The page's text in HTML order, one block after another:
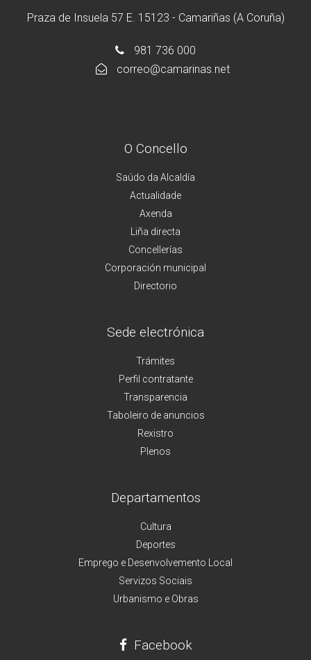
Praza de Insuela 57 E. 15123 - Camariñas (A Coruña)
981 736 000
correo@camarinas.net
O Concello
Saúdo da Alcaldía
Actualidade
Axenda
Liña directa
Concellerías
Corporación municipal
Directorio
Sede electrónica
Trámites
Perfil contratante
Transparencia
Taboleiro de anuncios
Rexistro
Plenos
Departamentos
Cultura
Deportes
Emprego e Desenvolvemento Local
Servizos Sociais
Urbanismo e Obras
Facebook